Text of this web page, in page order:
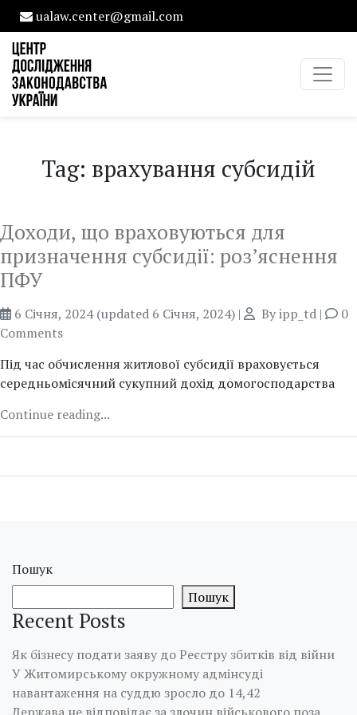
ualaw.center@gmail.com
Tag: врахування субсидій
Доходи, що враховуються для
призначення субсидії: роз’яснення
ПФУ
6 Січня, 2024 (updated 6 Січня, 2024) | Byipp_td |
0
Comments
Під час обчислення житлової субсидії враховується
середньомісячний сукупний дохід домогосподарства
Continue reading...
Пошук
Пошук
Recent Posts
Як бізнесу подати заяву до Реєстру збитків від війни
У Житомирському окружному адмінсуді
навантаження на суддю зросло до 14,42